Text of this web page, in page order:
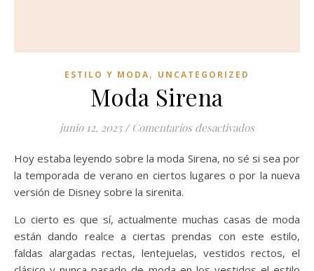
ESTILO Y MODA, UNCATEGORIZED
Moda Sirena
junio 12, 2023 / Comentarios desactivadosen Moda
Hoy estaba leyendo sobre la moda Sirena, no sé si sea por
la temporada de verano en ciertos lugares o por la nueva
versión de Disney sobre la sirenita.
Lo cierto es que sí, actualmente muchas casas de moda
están dando realce a ciertas prendas con este estilo,
faldas alargadas rectas, lentejuelas, vestidos rectos, el